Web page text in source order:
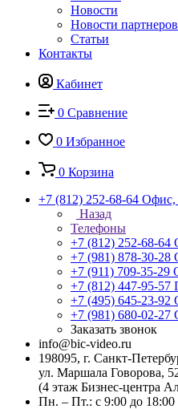
Новости
Новости партнеров
Статьи
Контакты
Кабинет
0 Сравнение
0 Избранное
0 Корзина
+7 (812) 252-68-64 Офис,
Назад
Телефоны
+7 (812) 252-68-64
+7 (981) 878-30-28
+7 (911) 709-35-29
+7 (812) 447-95-57
+7 (495) 645-23-92
+7 (981) 680-02-27
Заказать звонок
info@bic-video.ru
198095, г. Санкт-
ул. Маршала Говорова,
(4 этаж Бизнес-центра
Пн. – Пт.: с 9:00 до 18:00